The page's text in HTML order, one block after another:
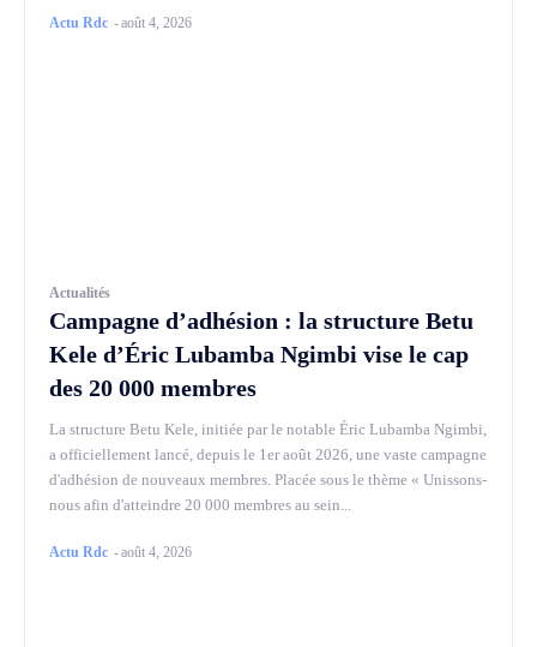
Actu Rdc -août 4, 2026
Actualités
Campagne d’adhésion : la structure Betu
Kele d’Éric Lubamba Ngimbi vise le cap
des 20 000 membres
La structure Betu Kele, initiée par le notable Éric Lubamba Ngimbi,
a officiellement lancé, depuis le 1er août 2026, une vaste campagne
d'adhésion de nouveaux membres. Placée sous le thème « Unissons-
nous afin d'atteindre 20 000 membres au sein...
Actu Rdc -août 4, 2026